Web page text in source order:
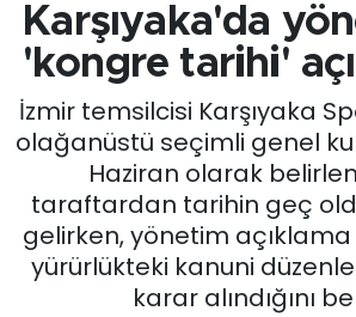
Karşıyaka'da
'kongre tarihi'
İzmir temsilcisi Karşıyaka
olağanüstü seçimli genel
Haziran olarak
taraftardan tarihin geç
gelirken, yönetim
yürürlükteki kanuni
karar alındığını
EGE
EĞİTİM
EKONOMİ
English News
GÜNCEL
Süper Lig Puan Durumu ve
Tüm Manşetler
Son Dakika Haberleri
Haber Arşivi